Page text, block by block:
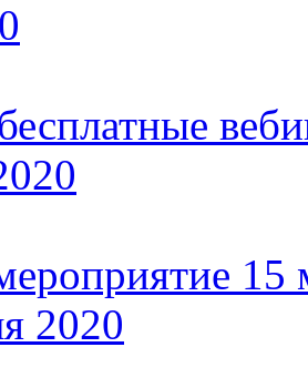
15
2020